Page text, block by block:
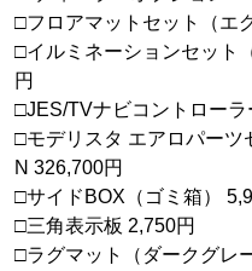
□フロアマットセット（エ
□イルミネーションセット
円
□JES/TVナビコントロー
□モデリスタ エアロパーツ
N 326,700円
□サイドBOX（ゴミ箱）
□三角表示板 2,750円
□ラグマット（ダークグレ